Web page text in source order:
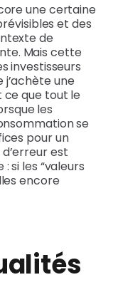
une certaine
et des
de
Mais cette
investisseurs
une
que tout le
les
se
pour un
est
si les “valeurs
encore